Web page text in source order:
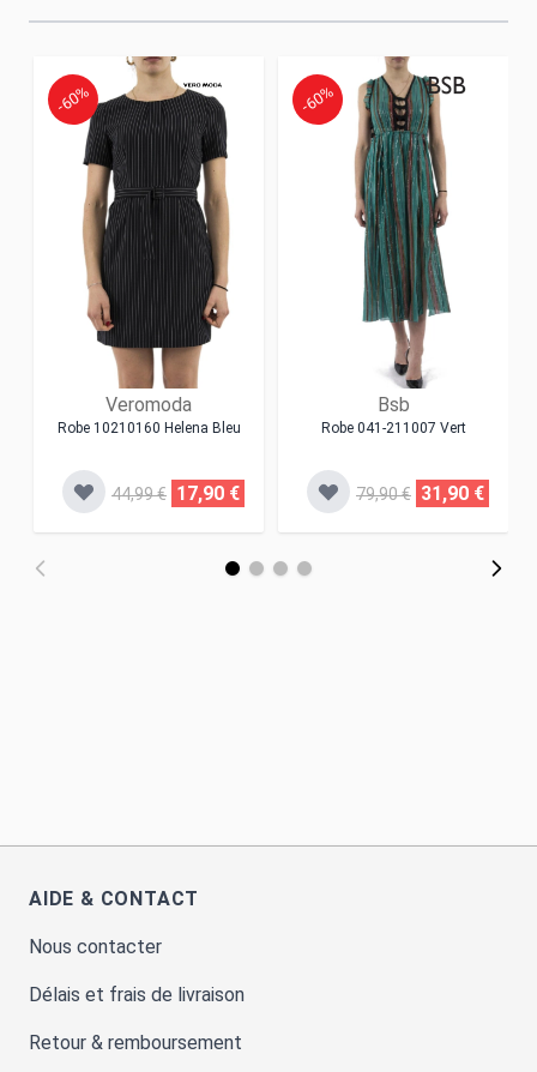
Veromoda
Robe 10210160 Helena Bleu
-60%
44,99 € 17,90 €
Bsb
Robe 041-211007 Vert
-60%
79,90 € 31,90 €
AIDE & CONTACT
Nous contacter
Délais et frais de livraison
Retour & remboursement